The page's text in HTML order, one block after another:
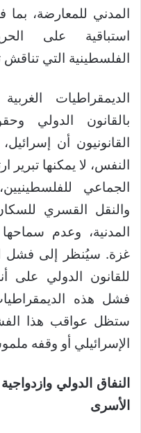
المدني للمعارضة،
استباقية على
الفلسطينية التي تناقش
الديمقراطيات
بالقانون الدولي
القانونيون أن
النفس، لا يمكنها
الجماعي
والنقل القسري
المدنية، وعدم سماحها
غزة. سيُنظر إلى فشل
للقانون الدولي على
فشل هذه
ستظل عواقب هذا
الإسرائيلي أو وقفه
النفاق الدولي
الأسرى